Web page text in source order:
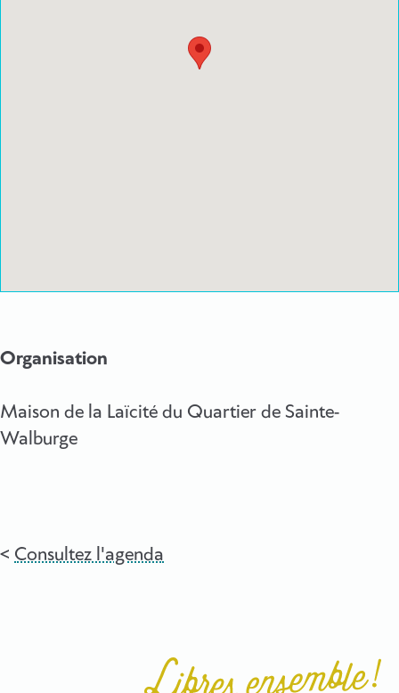
Organisation
Maison de la Laïcité du Quartier de Sainte-
Walburge
Consultez l'agenda